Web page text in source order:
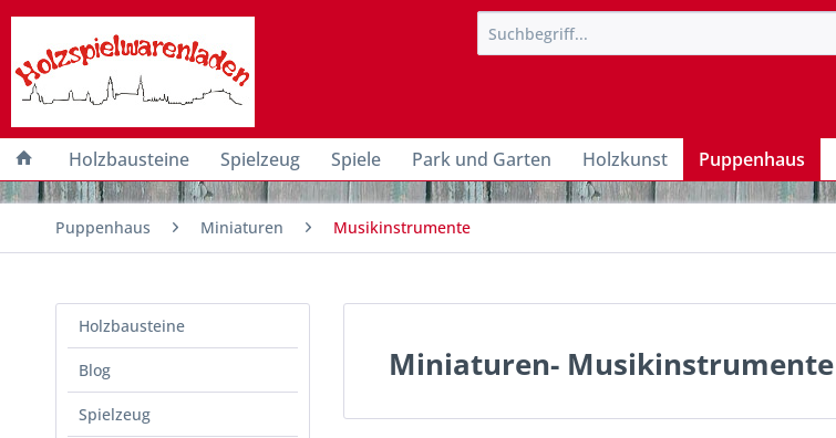
Holzbausteine Spielzeug Spiele Park und Garten Holzkunst Puppenhaus
Puppenhaus Miniaturen Musikinstrumente
Holzbausteine
Blog
Spielzeug
Miniaturen- Musikinstrumente